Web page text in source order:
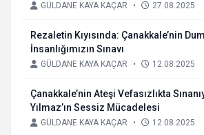
GÜLDANE KAYA KAÇAR • 27.08.2025
Rezaletin Kıyısında: Çanakkale’nin
İnsanlığımızın Sınavı
GÜLDANE KAYA KAÇAR • 12.08.2025
Çanakkale’nin Ateşi Vefasızlıkta Sınanıyor, Levent
Yılmaz’ın Sessiz Mücadelesi
GÜLDANE KAYA KAÇAR • 12.08.2025